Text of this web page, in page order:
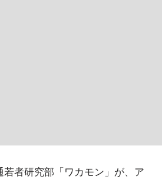
者研究部「ワカモン」が、ア